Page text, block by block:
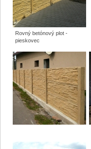
Rovný betónový plot -
pieskovec